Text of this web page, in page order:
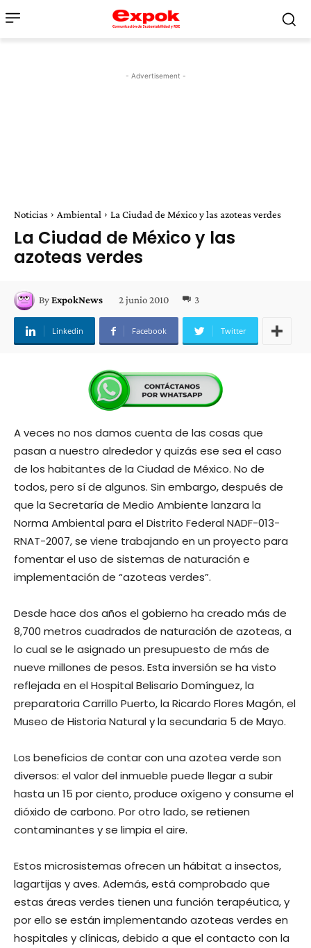
- Advertisement -
Noticias Ambiental La Ciudad de México y las azoteas verdes
La Ciudad de México y las
azoteas verdes
ByExpokNews 2 junio 2010 3
Linkedin Facebook Twitter
A veces no nos damos cuenta de las cosas que
pasan a nuestro alrededor y quizás ese sea el caso
de los habitantes de la Ciudad de México. No de
todos, pero sí de algunos. Sin embargo, después de
que la Secretaría de Medio Ambiente lanzara la
Norma Ambiental para el Distrito Federal NADF-013-
RNAT-2007, se viene trabajando en un proyecto para
fomentar el uso de sistemas de naturación e
implementación de “azoteas verdes”.
Desde hace dos años el gobierno ha creado más de
8,700 metros cuadrados de naturación de azoteas, a
lo cual se le asignado un presupuesto de más de
nueve millones de pesos. Esta inversión se ha visto
reflejada en el Hospital Belisario Domínguez, la
preparatoria Carrillo Puerto, la Ricardo Flores Magón, el
Museo de Historia Natural y la secundaria 5 de Mayo.
Los beneficios de contar con una azotea verde son
diversos: el valor del inmueble puede llegar a subir
hasta un 15 por ciento, produce oxígeno y consume el
dióxido de carbono. Por otro lado, se retienen
contaminantes y se limpia el aire.
Estos microsistemas ofrecen un hábitat a insectos,
lagartijas y aves. Además, está comprobado que
estas áreas verdes tienen una función terapéutica, y
por ello se están implementando azoteas verdes en
hospitales y clínicas, debido a que el contacto con la